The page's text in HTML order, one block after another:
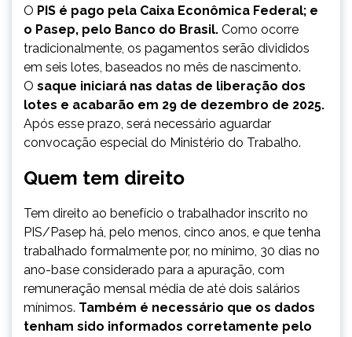
O PIS é pago pela Caixa Econômica Federal; e
o Pasep, pelo Banco do Brasil. Como ocorre
tradicionalmente, os pagamentos serão divididos
em seis lotes, baseados no mês de nascimento.
O saque iniciará nas datas de liberação dos
lotes e acabarão em 29 de dezembro de 2025.
Após esse prazo, será necessário aguardar
convocação especial do Ministério do Trabalho.
Quem tem direito
Tem direito ao benefício o trabalhador inscrito no
PIS/Pasep há, pelo menos, cinco anos, e que tenha
trabalhado formalmente por, no mínimo, 30 dias no
ano-base considerado para a apuração, com
remuneração mensal média de até dois salários
mínimos. Também é necessário que os dados
tenham sido informados corretamente pelo